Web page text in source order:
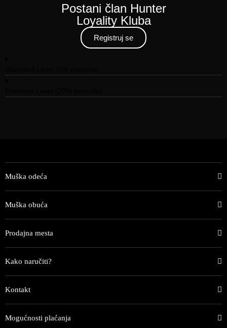
Postani član Hunter
Loyality Kluba
Registruj se
Muška odeća
Muška obuća
Prodajna mesta
Kako naručiti?
Kontakt
Mogućnosti plaćanja